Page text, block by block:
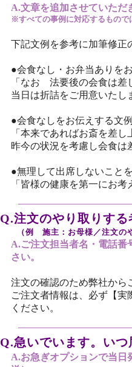
A.文章を追加させていただ
※すべての事例に対応するもので
下記文例を参考に加筆修正
●会食なし・お弁当ありを
「なお 法要後の会食は差
当日は折詰をご用意いたし
●会食なしをお伝えする文
「本来であればお斎を差
昨今の状況を考慮し会食は
●無理して出席しないこと
「 皆様の健康を第一にお考
Q.注文のやり取りす
（例 施主：お母様／注文のや
A.ご注文担当者名・電話番
さい。
注文の確認のため弊社から
ご注文者情報は、必ず【
ください。
Q.急いでいます。い
A.お急ぎオプションで当日